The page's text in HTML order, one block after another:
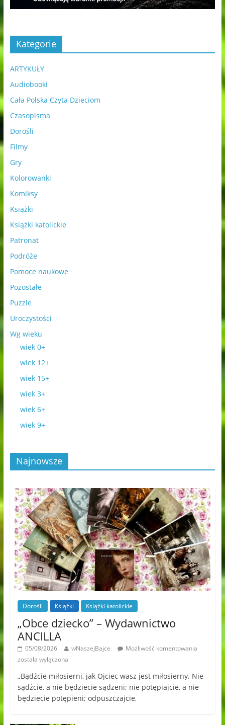
Kategorie
ARTYKUŁY
Audiobooki
Cała Polska Czyta Dzieciom
Czasopisma
Dorośli
Filmy
Gry
Kolorowanki
Komiksy
Książki
Książki katolickie
Patronat
Podróże
Pomoce naukowe
Pozostałe
Puzzle
Uroczystości
Wg wieku
wiek 0+
wiek 12+
wiek 15+
wiek 3+
wiek 6+
wiek 9+
Najnowsze
Dorośli Książki Książki katolickie
„Obce dziecko” – Wydawnictwo
ANCILLA
05/08/2026 wNaszejBajce
Możliwość komentowania
została wyłączona
„Bądźcie miłosierni, jak Ojciec wasz jest miłosierny. Nie
sądźcie, a nie będziecie sądzeni; nie potępiajcie, a nie
będziecie potępieni; odpuszczajcie,